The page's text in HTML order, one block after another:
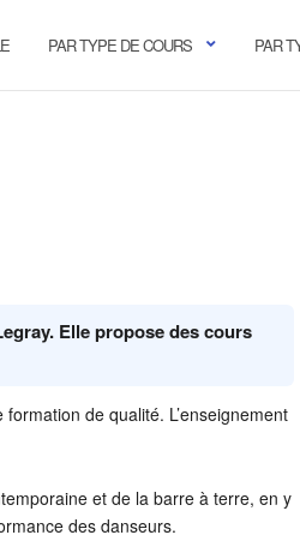
PAR TYPE DE COURS PAR
Elle propose des cours
de qualité. L’enseignement
et de la barre à terre, en y
des danseurs.